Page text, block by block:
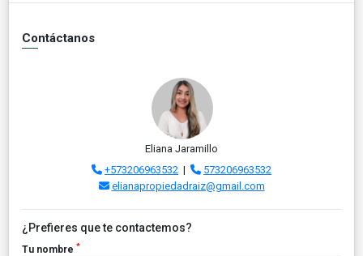
Contáctanos
Eliana Jaramillo
+573206963532 |
573206963532
elianapropiedadraiz@gmail.com
¿Prefieres que te contactemos?
Tu nombre *